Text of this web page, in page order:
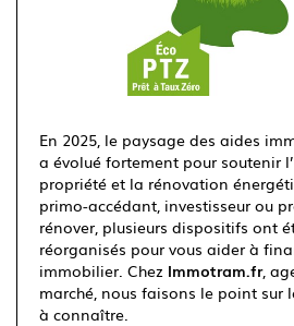
Immotram Villeneuve
03 20 555 222
En 2025, le paysage des aides
a évolué fortement pour soutenir
propriété et la rénovation
primo-accédant, investisseur ou
rénover, plusieurs dispositifs ont
réorganisés pour vous aider à
immobilier. Chez Immotram.fr,
marché, nous faisons le point sur
à connaître.